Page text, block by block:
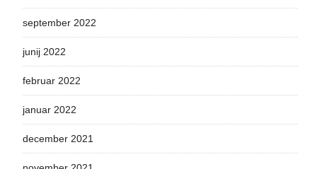
september 2022
junij 2022
februar 2022
januar 2022
december 2021